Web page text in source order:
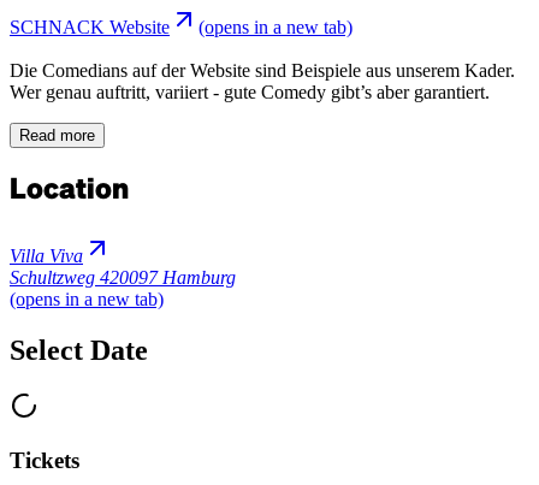
SCHNACK Website (opens in a new tab)
Die Comedians auf der Website sind Beispiele aus unserem Kader.
Wer genau auftritt, variiert - gute Comedy gibt’s aber garantiert.
Read more
Location
Villa Viva
Schultzweg 420097 Hamburg
(opens in a new tab)
Select Date
Tickets